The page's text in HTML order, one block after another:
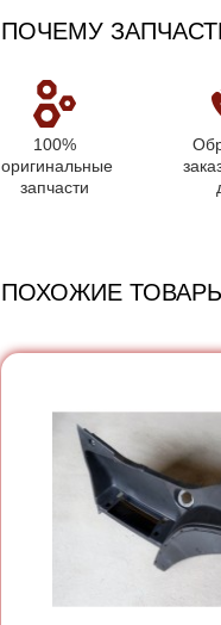
ПОЧЕМУ
100%
оригинальные
запчасти
ПОХОЖИЕ